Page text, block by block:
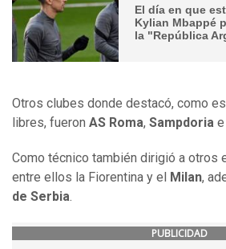
El día en que
Kylian Mbappé
la "República
Otros clubes donde destacó, como
libres, fueron AS Roma, Sampdoria e
Como técnico también dirigió a otros
entre ellos la Fiorentina y el
Milan,
de Serbia.
PUBLICIDAD